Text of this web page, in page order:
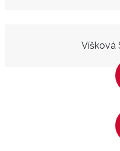
Víšková